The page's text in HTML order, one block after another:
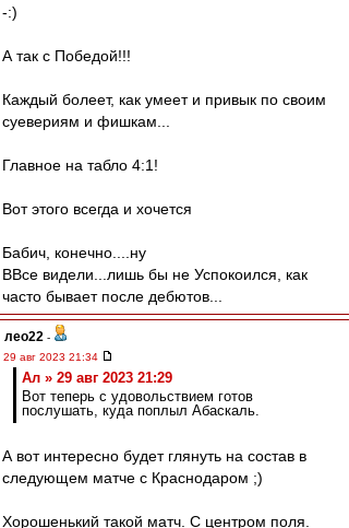
-:)
А так с Победой!!!
Каждый болеет, как умеет и привык по своим
суевериям и фишкам...
Главное на табло 4:1!
Вот этого всегда и хочется
Бабич, конечно....ну
ВВсе видели...лишь бы не Успокоился, как
часто бывает после дебютов...
лео22 -
29 авг 2023 21:34
Ал » 29 авг 2023 21:29
Вот теперь с удовольствием готов
послушать, куда поплыл Абаскаль.
А вот интересно будет глянуть на состав в
следующем матче с Краснодаром ;)
Хорошенький такой матч. С центром поля.